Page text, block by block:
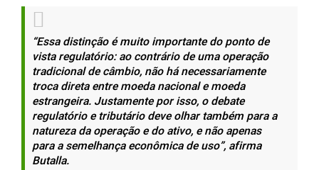
“Essa distinção é muito importante do ponto de
vista regulatório: ao contrário de uma operação
tradicional de câmbio, não há necessariamente
troca direta entre moeda nacional e moeda
estrangeira. Justamente por isso, o debate
regulatório e tributário deve olhar também para a
natureza da operação e do ativo, e não apenas
para a semelhança econômica de uso”, afirma
Butalla.